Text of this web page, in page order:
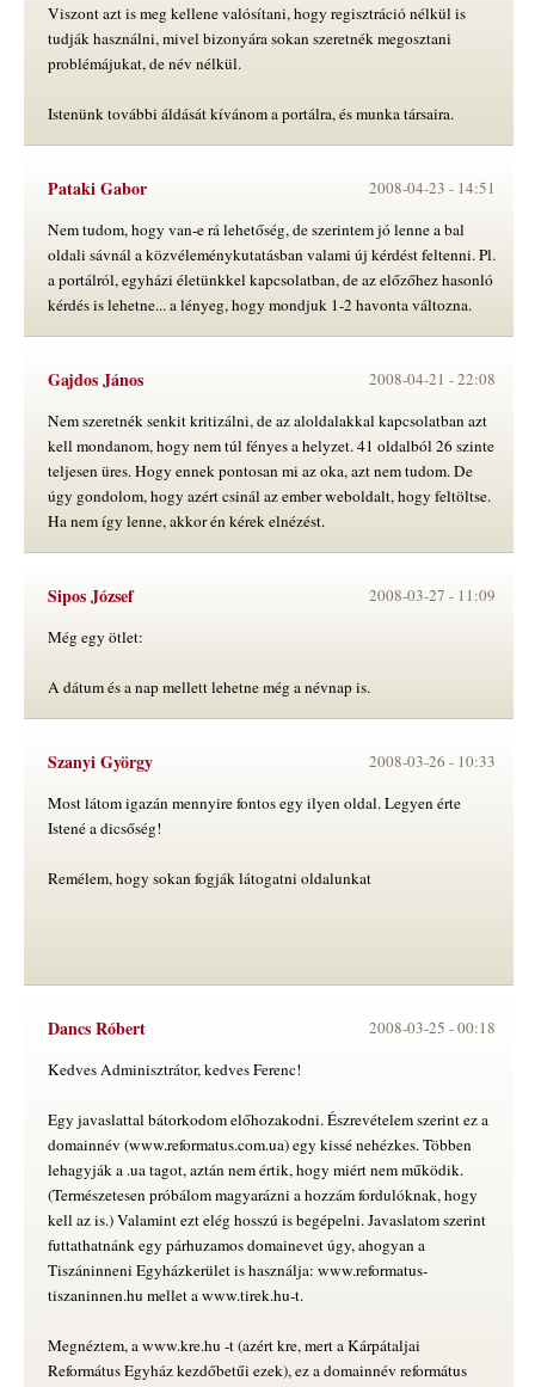
Viszont azt is meg kellene valósítani, hogy regisztráció nélkül is
tudják használni, mivel bizonyára sokan szeretnék megosztani
problémájukat, de név nélkül.
Istenünk további áldását kívánom a portálra, és munka társaira.
Pataki Gabor 2008-04-23 - 14:51
Nem tudom, hogy van-e rá lehetőség, de szerintem jó lenne a bal
oldali sávnál a közvéleménykutatásban valami új kérdést feltenni. Pl.
a portálról, egyházi életünkkel kapcsolatban, de az előzőhez hasonló
kérdés is lehetne... a lényeg, hogy mondjuk 1-2 havonta változna.
Gajdos János 2008-04-21 -22:08
Nem szeretnék senkit kritizálni, de az aloldalakkal kapcsolatban azt
kell mondanom, hogy nem túl fényes a helyzet. 41 oldalból 26 szinte
teljesen üres. Hogy ennek pontosan mi az oka, azt nem tudom. De
úgy gondolom, hogy azért csinál az ember weboldalt, hogy feltöltse.
Ha nem így lenne, akkor én kérek elnézést.
Sipos József 2008-03-27 - 11:09
Még egy ötlet:
A dátum és a nap mellett lehetne még a névnap is.
Szanyi György 2008-03-26 - 10:33
Most látom igazán mennyire fontos egy ilyen oldal. Legyen érte
Istené a dicsőség!
Remélem, hogy sokan fogják látogatni oldalunkat
Dancs Róbert 2008-03-25 -00:18
Kedves Adminisztrátor, kedves Ferenc!
Egy javaslattal bátorkodom előhozakodni. Észrevételem szerint ez a
domainnév (www.reformatus.com.ua) egy kissé nehézkes. Többen
lehagyják a .ua tagot, aztán nem értik, hogy miért nem működik.
(Természetesen próbálom magyarázni a hozzám fordulóknak, hogy
kell az is.) Valamint ezt elég hosszú is begépelni. Javaslatom szerint
futtathatnánk egy párhuzamos domainevet úgy, ahogyan a
Tiszáninneni Egyházkerület is használja: www.reformatus-
tiszaninnen.hu mellet a www.tirek.hu-t.
Megnéztem, a www.kre.hu -t (azért kre, mert a Kárpátaljai
Református Egyház kezdőbetűi ezek), ez a domainnév református